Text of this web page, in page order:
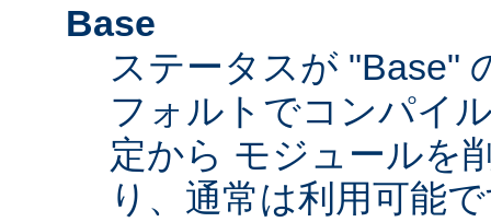
Base
ステータスが "Base"
フォルトでコンパイ
定から モジュールを
り、通常は利用可能